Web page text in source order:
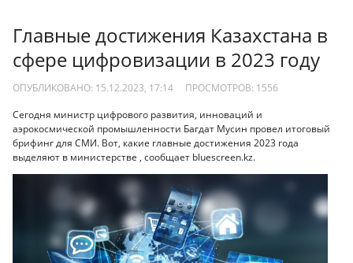
Главные достижения Казахстана в
сфере цифровизации в 2023 году
ОПУБЛИКОВАНО: 15.12.2023, 17:14 ПРОСМОТРОВ: 1556
Сегодня министр цифрового развития, инноваций и
аэрокосмической промышленности Багдат Мусин провел итоговый
брифинг для СМИ. Вот, какие главные достижения 2023 года
выделяют в министерстве , сообщает bluescreen.kz.